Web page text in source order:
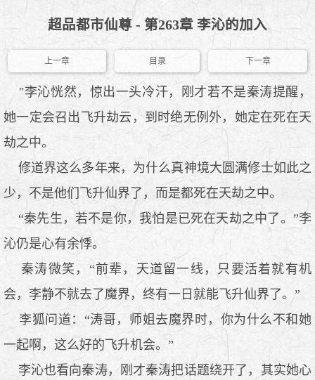
超品都市仙尊 - 第263章 李沁的加入
上一章 目录 下一章
"李沁恍然，惊出一头冷汗，刚才若不是秦涛提醒，
她一定会召出飞升劫云，到时绝无例外，她定在死在天
劫之中。
修道界这么多年来，为什么真神境大圆满修士如此之
少，不是他们飞升仙界了，而是都死在天劫之中。
“秦先生，若不是你，我怕是已死在天劫之中了。”李
沁仍是心有余悸。
秦涛微笑，“前辈，天道留一线，只要活着就有机
会，李静不就去了魔界，终有一日就能飞升仙界了。”
李狐问道：“涛哥，师姐去魔界时，你为什么不和她
一起啊，这么好的飞升机会。”
李沁也看向秦涛，刚才秦涛把话题绕开了，其实她心